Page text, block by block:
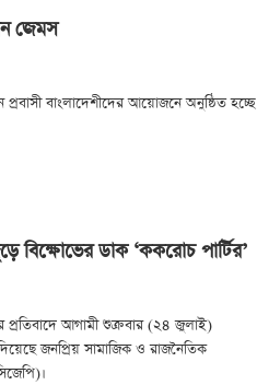
জেমস
বাংলাদেশীদের আয়োজনে অনুষ্ঠিত হচ্ছে
বিক্ষোভের ডাক ‘ককরোচ পার্টির’
প্রতিবাদে আগামী শুক্রবার (২৪ জুলাই)
জনপ্রিয় সামাজিক ও রাজনৈতিক